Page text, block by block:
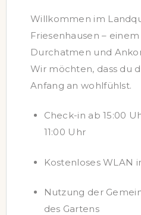
Willkommen im
Friesenhausen –
Durchatmen und
Wir möchten, dass du
Anfang an wohlfühlst.
Check-in ab 15:00
11:00 Uhr
Kostenloses WLAN
Nutzung der
des Gartens